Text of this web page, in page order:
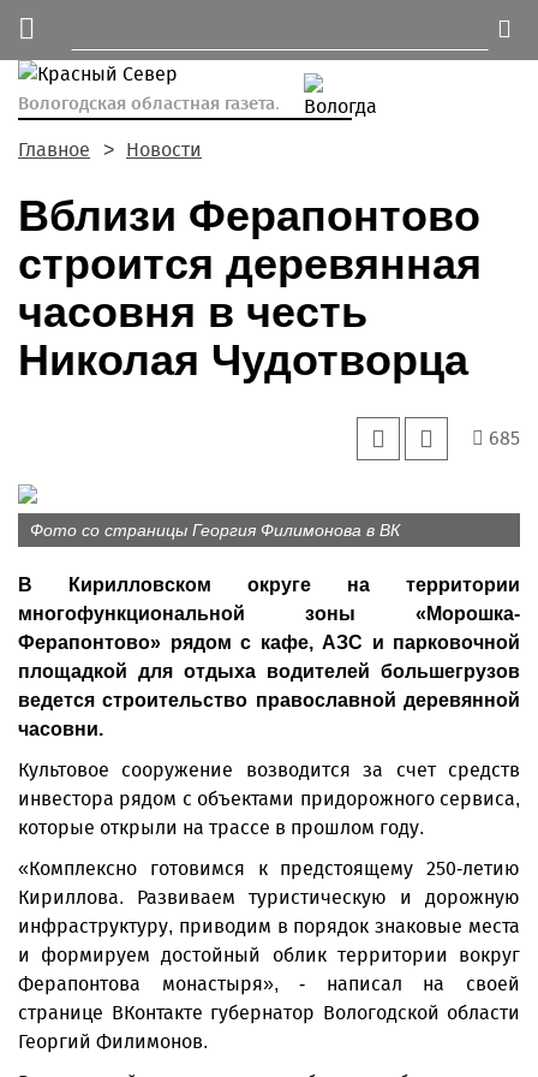
Вологодская областная газета.
Главное Новости
Вблизи Ферапонтово
строится деревянная
часовня в честь
Николая Чудотворца
685
Фото со страницы Георгия Филимонова в ВК
В Кирилловском округе на территории
многофункциональной зоны «Морошка-
Ферапонтово» рядом с кафе, АЗС и парковочной
площадкой для отдыха водителей большегрузов
ведется строительство православной деревянной
часовни.
Культовое сооружение возводится за счет средств
инвестора рядом с объектами придорожного сервиса,
которые открыли на трассе в прошлом году.
«Комплексно готовимся к предстоящему 250-летию
Кириллова. Развиваем туристическую и дорожную
инфраструктуру, приводим в порядок знаковые места
и формируем достойный облик территории вокруг
Ферапонтова монастыря», - написал на своей
странице ВКонтакте губернатор Вологодской области
Георгий Филимонов.